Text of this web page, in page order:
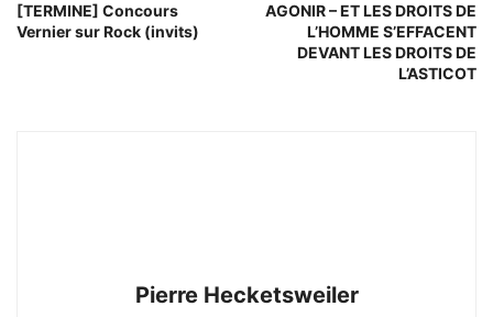
[TERMINE] Concours
Vernier sur Rock (invits)
AGONIR – ET LES DROITS DE
L’HOMME S’EFFACENT
DEVANT LES DROITS DE
L’ASTICOT
Pierre Hecketsweiler